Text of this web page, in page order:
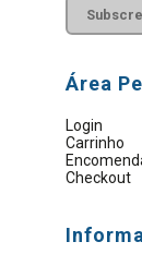
Área
Login
Carrinho
Checkout